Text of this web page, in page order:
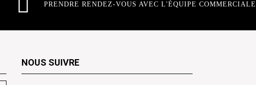
PRENDRE RENDEZ-VOUS AVEC L'ÉQUIPE COMMERCIALE
NOUS SUIVRE